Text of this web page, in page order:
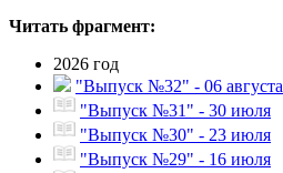
Читать фрагмент:
2026 год
"Выпуск №32" - 06 августа
"Выпуск №31" - 30 июля
"Выпуск №30" - 23 июля
"Выпуск №29" - 16 июля